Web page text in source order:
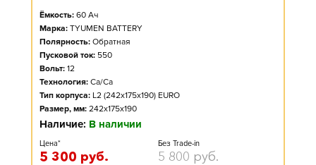
Ёмкость: 60 Ач
Марка: TYUMEN BATTERY
Полярность: Обратная
Пусковой ток: 550
Вольт: 12
Технология: Ca/Ca
Тип корпуса: L2 (242x175x190) EURO
Размер, мм: 242x175x190
Наличие: В наличии
Цена*
5 300 руб.
Без Trade-in
5 800 руб.